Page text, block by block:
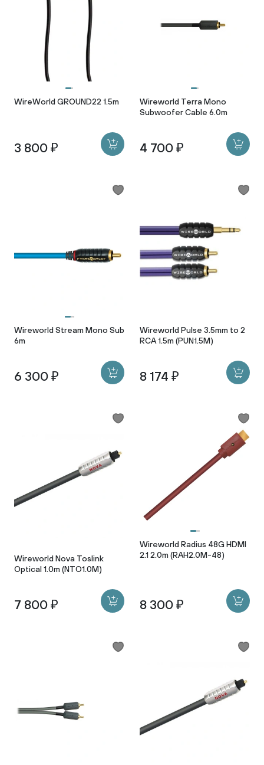
WireWorld GROUND22 1.5m
3 800 ₽
Wireworld Terra Mono
Subwoofer Cable 6.0m
4 700 ₽
Wireworld Stream Mono Sub
6m
6 300 ₽
Wireworld Pulse 3.5mm to 2
RCA 1.5m (PUN1.5M)
8 174 ₽
Wireworld Nova Toslink
Optical 1.0m (NTO1.0M)
7 800 ₽
Wireworld Radius 48G HDMI
2.1 2.0m (RAH2.0M-48)
8 300 ₽